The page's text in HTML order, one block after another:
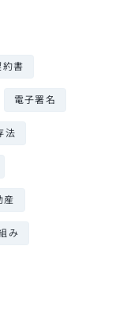
約書
電子署名
法
産
み